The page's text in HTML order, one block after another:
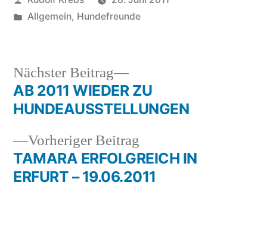
von
Veröffentlicht
Allgemein, Hundefreunde
Beitragsnavigation
Vorheriger Beitrag
Beitrag:
TAMARA ERFOLGREICH IN
ERFURT – 19.06.2011
Nächster Beitrag
Nächster
Beitrag:
AB 2011 WIEDER ZU
HUNDEAUSSTELLUNGEN